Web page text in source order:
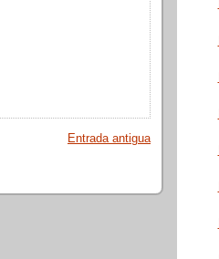
Entrada antigua